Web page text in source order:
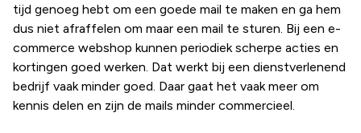
tijd genoeg hebt om een goede mail te maken en ga hem
dus niet afraffelen om maar een mail te sturen. Bij een e-
commerce webshop kunnen periodiek scherpe acties en
kortingen goed werken. Dat werkt bij een dienstverlenend
bedrijf vaak minder goed. Daar gaat het vaak meer om
kennis delen en zijn de mails minder commercieel.